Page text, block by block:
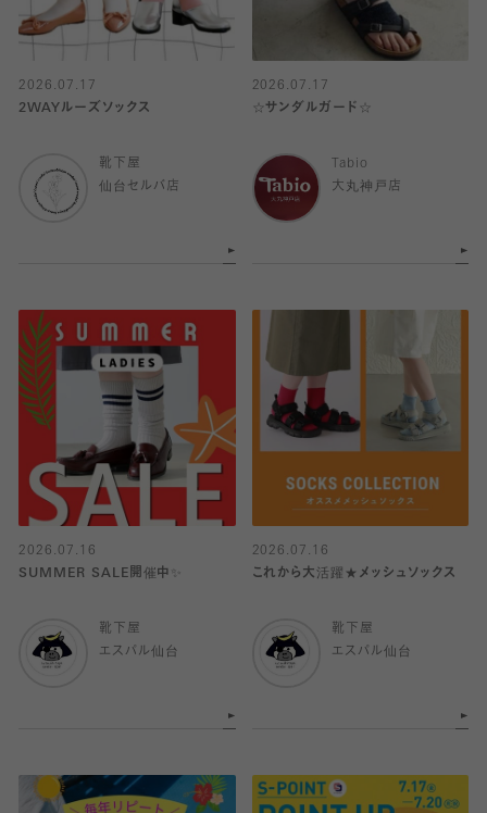
2026.07.17
2WAYルーズソックス
靴下屋
仙台セルバ店
2026.07.17
☆サンダルガード☆
Tabio
大丸神戸店
2026.07.16
SUMMER SALE開催中✨
靴下屋
エスパル仙台
2026.07.16
これから大活躍★メッシュソックス
靴下屋
エスパル仙台